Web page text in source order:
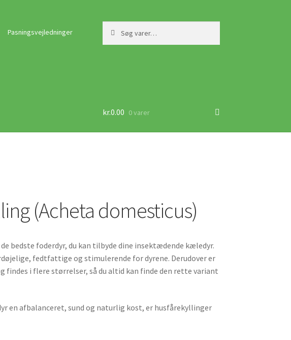
Pasningsvejledninger
efter:
kr.0.00 0 varer
(Acheta domesticus)
bedste foderdyr, du kan tilbyde dine insektædende kæledyr.
fedtfattige og stimulerende for dyrene. Derudover er
findes i flere størrelser, så du altid kan finde den rette variant
en afbalanceret, sund og naturlig kost, er husfårekyllinger